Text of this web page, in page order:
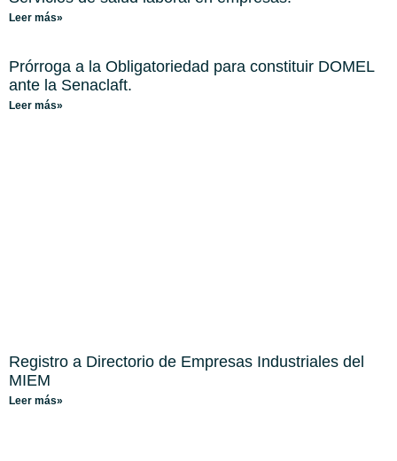
Leer más»
Prórroga a la Obligatoriedad para constituir DOMEL
ante la Senaclaft.
Leer más»
Registro a Directorio de Empresas Industriales del
MIEM
Leer más»